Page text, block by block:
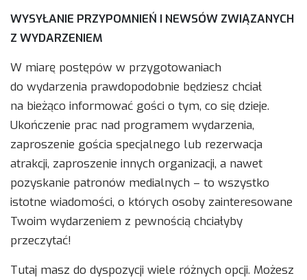
WYSYŁANIE PRZYPOMNIEŃ I NEWSÓW ZWIĄZANYCH
Z WYDARZENIEM
W miarę postępów w przygotowaniach
do wydarzenia prawdopodobnie będziesz chciał
na bieżąco informować gości o tym, co się dzieje.
Ukończenie prac nad programem wydarzenia,
zaproszenie gościa specjalnego lub rezerwacja
atrakcji, zaproszenie innych organizacji, a nawet
pozyskanie patronów medialnych – to wszystko
istotne wiadomości, o których osoby zainteresowane
Twoim wydarzeniem z pewnością chciałyby
przeczytać!
Tutaj masz do dyspozycji wiele różnych opcji. Możesz